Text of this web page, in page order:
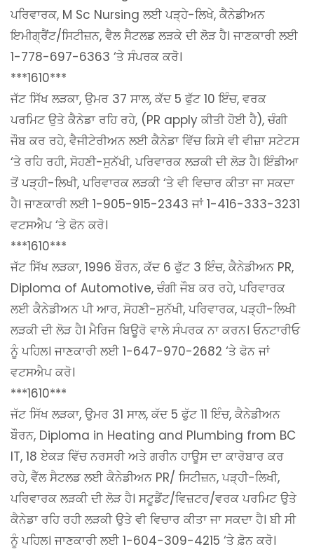
ਪਰਿਵਾਰਕ, M Sc Nursing ਲਈ ਪੜ੍ਹੇ-ਲਿਖੇ, ਕੈਨੇਡੀਅਨ
ਇਮੀਗ੍ਰੈਂਟ/ਸਿਟੀਜ਼ਨ, ਵੈਲ ਸੈਟਲਡ ਲੜਕੇ ਦੀ ਲੋੜ ਹੈ। ਜਾਣਕਾਰੀ ਲਈ
1-778-697-6363 ‘ਤੇ ਸੰਪਰਕ ਕਰੋ।
***1610***
ਜੱਟ ਸਿੱਖ ਲੜਕਾ, ਉਮਰ 37 ਸਾਲ, ਕੱਦ 5 ਫੁੱਟ 10 ਇੰਚ, ਵਰਕ
ਪਰਮਿਟ ਉਤੇ ਕੈਨੇਡਾ ਰਹਿ ਰਹੇ, (PR apply ਕੀਤੀ ਹੋਈ ਹੈ), ਚੰਗੀ
ਜੌਬ ਕਰ ਰਹੇ, ਵੈਜੀਟੇਰੀਅਨ ਲਈ ਕੈਨੇਡਾ ਵਿੱਚ ਕਿਸੇ ਵੀ ਵੀਜ਼ਾ ਸਟੇਟਸ
‘ਤੇ ਰਹਿ ਰਹੀ, ਸੋਹਣੀ-ਸੁਨੱਖੀ, ਪਰਿਵਾਰਕ ਲੜਕੀ ਦੀ ਲੋੜ ਹੈ। ਇੰਡੀਆ
ਤੋਂ ਪੜ੍ਹੀ-ਲਿਖੀ, ਪਰਿਵਾਰਕ ਲੜਕੀ ‘ਤੇ ਵੀ ਵਿਚਾਰ ਕੀਤਾ ਜਾ ਸਕਦਾ
ਹੈ। ਜਾਣਕਾਰੀ ਲਈ 1-905-915-2343 ਜਾਂ 1-416-333-3231
ਵਟਸਐਪ ‘ਤੇ ਫੋਨ ਕਰੋ।
***1610***
ਜੱਟ ਸਿੱਖ ਲੜਕਾ, 1996 ਬੌਰਨ, ਕੱਦ 6 ਫੁੱਟ 3 ਇੰਚ, ਕੈਨੇਡੀਅਨ PR,
Diploma of Automotive, ਚੰਗੀ ਜੌਬ ਕਰ ਰਹੇ, ਪਰਿਵਾਰਕ
ਲਈ ਕੈਨੇਡੀਅਨ ਪੀ ਆਰ, ਸੋਹਣੀ-ਸੁਨੱਖੀ, ਪਰਿਵਾਰਕ, ਪੜ੍ਹੀ-ਲਿਖੀ
ਲੜਕੀ ਦੀ ਲੋੜ ਹੈ। ਮੈਰਿਜ ਬਿਊਰੋ ਵਾਲੇ ਸੰਪਰਕ ਨਾ ਕਰਨ। ਓਨਟਾਰੀਓ
ਨੂੰ ਪਹਿਲ। ਜਾਣਕਾਰੀ ਲਈ 1-647-970-2682 ‘ਤੇ ਫੋਨ ਜਾਂ
ਵਟਸਐਪ ਕਰੋ।
***1610***
ਜੱਟ ਸਿੱਖ ਲੜਕਾ, ਉਮਰ 31 ਸਾਲ, ਕੱਦ 5 ਫੁੱਟ 11 ਇੰਚ, ਕੈਨੇਡੀਅਨ
ਬੌਰਨ, Diploma in Heating and Plumbing from BC
IT, 18 ਏਕੜ ਵਿੱਚ ਨਰਸਰੀ ਅਤੇ ਗਰੀਨ ਹਾਊਸ ਦਾ ਕਾਰੋਬਾਰ ਕਰ
ਰਹੇ, ਵੈੱਲ ਸੈਟਲਡ ਲਈ ਕੈਨੇਡੀਅਨ PR/ ਸਿਟੀਜ਼ਨ, ਪੜ੍ਹੀ-ਲਿਖੀ,
ਪਰਿਵਾਰਕ ਲੜਕੀ ਦੀ ਲੋੜ ਹੈ। ਸਟੂਡੈਂਟ/ਵਿਜ਼ਟਰ/ਵਰਕ ਪਰਮਿਟ ਉਤੇ
ਕੈਨੇਡਾ ਰਹਿ ਰਹੀ ਲੜਕੀ ਉਤੇ ਵੀ ਵਿਚਾਰ ਕੀਤਾ ਜਾ ਸਕਦਾ ਹੈ। ਬੀ ਸੀ
ਨੂੰ ਪਹਿਲ। ਜਾਣਕਾਰੀ ਲਈ 1-604-309-4215 ‘ਤੇ ਫ਼ੋਨ ਕਰੋ।